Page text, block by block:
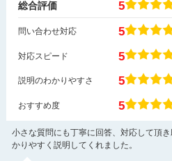
総合評価 5
問い合わせ対応 5
対応スピード 5
説明のわかりやすさ 5
おすすめ度 5
小さな質問にも丁寧に回答、対応して頂
かりやすく説明してくれました。